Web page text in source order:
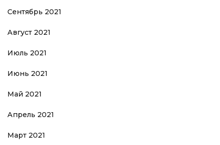
Сентябрь 2021
Август 2021
Июль 2021
Июнь 2021
Май 2021
Апрель 2021
Март 2021